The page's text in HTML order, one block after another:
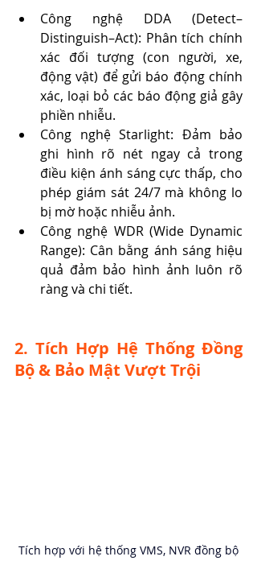
Công nghệ DDA (Detect–
Distinguish–Act): Phân tích chính
xác đối tượng (con người, xe,
động vật) để gửi báo động chính
xác, loại bỏ các báo động giả gây
phiền nhiễu.
Công nghệ Starlight: Đảm bảo
ghi hình rõ nét ngay cả trong
điều kiện ánh sáng cực thấp, cho
phép giám sát 24/7 mà không lo
bị mờ hoặc nhiễu ảnh.
Công nghệ WDR (Wide Dynamic
Range): Cân bằng ánh sáng hiệu
quả đảm bảo hình ảnh luôn rõ
ràng và chi tiết.
2. Tích Hợp Hệ Thống Đồng
Bộ & Bảo Mật Vượt Trội
Tích hợp với hệ thống VMS, NVR đồng bộ